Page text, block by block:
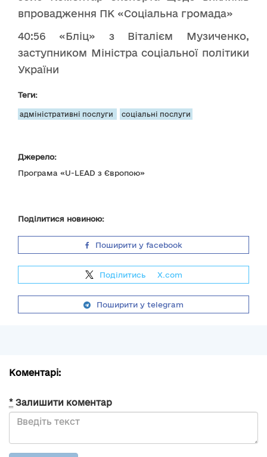
впровадження ПК «Соціальна громада»
40:56 «Бліц» з Віталієм Музиченко,
заступником Міністра соціальної політики
України
Теги:
адміністративні послуги соціальні послуги
Джерело:
Програма «U-LEAD з Європою»
Поділитися новиною:
Поширити у facebook
Поділитись X.com
Поширити у telegram
Коментарі:
* Залишити коментар